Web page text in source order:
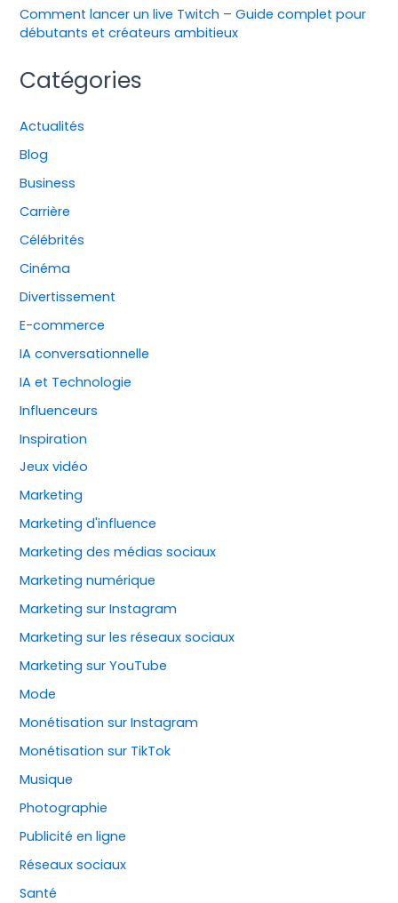
Comment lancer un live Twitch – Guide complet pour
débutants et créateurs ambitieux
Catégories
Actualités
Blog
Business
Carrière
Célébrités
Cinéma
Divertissement
E-commerce
IA conversationnelle
IA et Technologie
Influenceurs
Inspiration
Jeux vidéo
Marketing
Marketing d'influence
Marketing des médias sociaux
Marketing numérique
Marketing sur Instagram
Marketing sur les réseaux sociaux
Marketing sur YouTube
Mode
Monétisation sur Instagram
Monétisation sur TikTok
Musique
Photographie
Publicité en ligne
Réseaux sociaux
Santé